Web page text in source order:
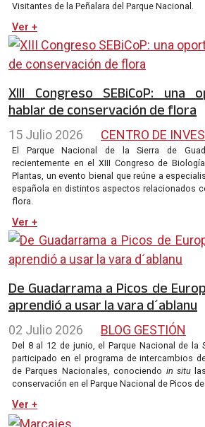
Visitantes de la Peñalara del Parque Nacional.
Ver +
XIII Congreso SEBiCoP: una
hablar de conservación de flora
15 Julio 2026 CENTRO DE
El Parque Nacional de la Sierra de
recientemente en el XIII Congreso de
Plantas, un evento bienal que reúne a
española en distintos aspectos relacionados
flora.
Ver +
De Guadarrama a Picos de
aprendió a usar la vara d´ablanu
02 Julio 2026 BLOG GESTIÓN
Del 8 al 12 de junio, el Parque Nacional de la
participado en el programa de intercambios
de Parques Nacionales, conociendo in situ
conservación en el Parque Nacional de Picos
Ver +